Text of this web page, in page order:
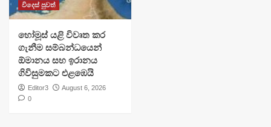
විදෙස් පුවත්
හෝමූස් යළි විවෘත කර
ගැනීම සම්බන්ධයෙන්
ඕමානය සහ ඉරානය
ගිවිසුමකට එළඹෙයි
Editor3
August 6, 2026
0